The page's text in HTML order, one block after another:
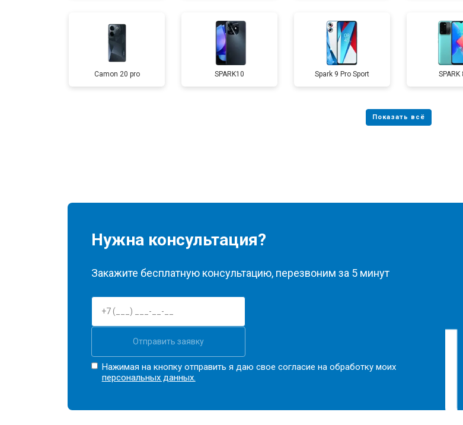
Ремонт динамика от 40
Camon 20 pro SPARK10 Spark 9 Pro Sport SPARK
Нужна консультация?
Закажите бесплатную консультацию, перезвоним за 5 минут
Отправить заявку
Нажимая на кнопку отправить я даю свое согласие на обработку моих
персональных данных.